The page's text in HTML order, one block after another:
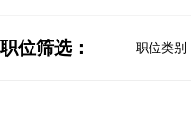
职位筛选： 职位类别